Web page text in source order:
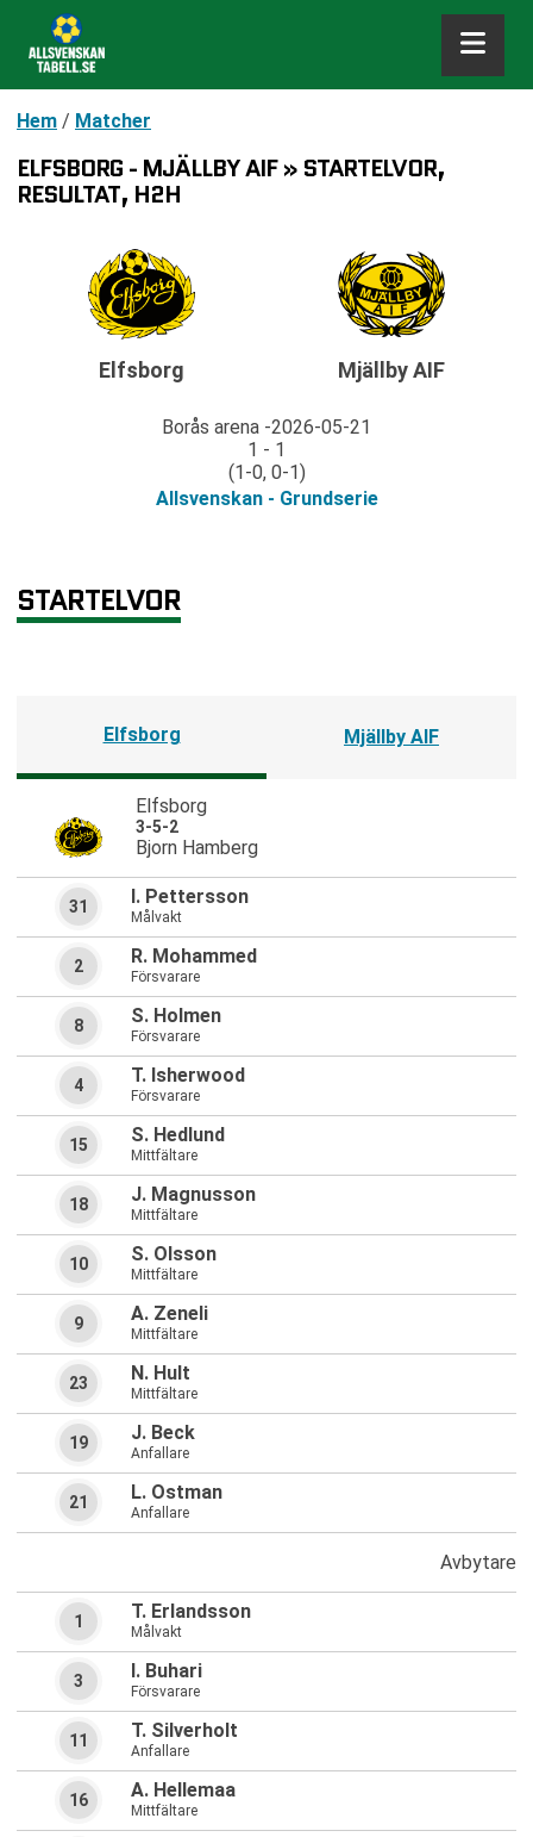
Hem / Matcher
ELFSBORG - MJÄLLBY AIF » STARTELVOR,
RESULTAT, H2H
Elfsborg
Borås arena 2026-05-21
1 - 1
(1-0, 0-1)
Allsvenskan - Grundserie
Mjällby AIF
STARTELVOR
Elfsborg Mjällby AIF
Elfsborg
3-5-2
Bjorn Hamberg
I. Pettersson
Målvakt
31
R. Mohammed
Försvarare
2
S. Holmen
Försvarare
8
T. Isherwood
Försvarare
4
S. Hedlund
Mittfältare
15
J. Magnusson
Mittfältare
18
S. Olsson
Mittfältare
10
A. Zeneli
Mittfältare
9
N. Hult
Mittfältare
23
J. Beck
Anfallare
19
L. Ostman
Anfallare
21
Avbytare
T. Erlandsson
Målvakt
1
I. Buhari
Försvarare
3
T. Silverholt
Anfallare
11
A. Hellemaa
Mittfältare
16